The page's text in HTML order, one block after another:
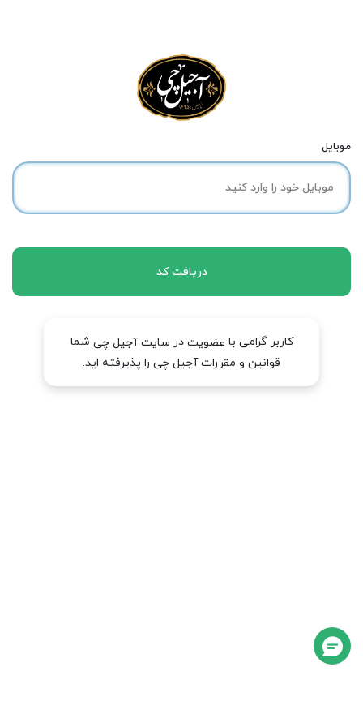
موبایل
دریافت کد
کاربر گرامی با عضویت در سایت آجیل چی شما
قوانین و مقررات آجیل چی را پذیرفته اید.